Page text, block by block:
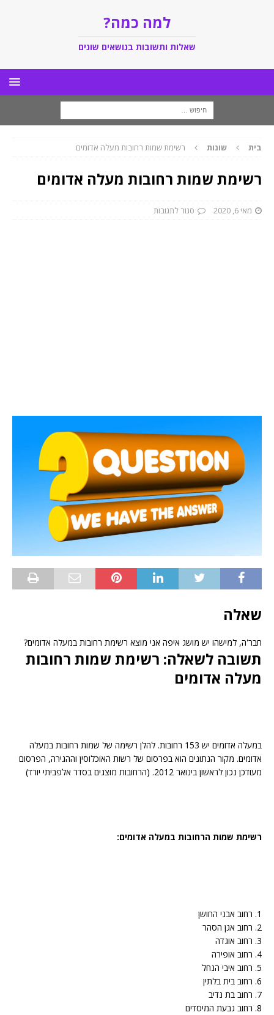
למה כמה?
שאלות ותשובות בנושאים שונים
בית שונות רשימת שמות רחובות מעלה אדומים
רשימת שמות רחובות מעלה אדומים
מאי 6, 2020 סגור לתגובות
שאלה
חבר'ה, למישהו יש מושג איפה אני מוצא רשימת רחובות במעלה אדומים?
תשובה לשאלה: רשימת שמות רחובות
מעלה אדומים
במעלה אדומים יש 153 רחובות. להלן רשימה של שמות רחובות במעלה
אדומים. מקור הנתונים הוא בפרסום של רשות האוכלוסין וההגירה, הפרסום
מעודכן נכון לראשון בינואר 2012. (הרחובות מוצגים בסדר אלפביתי יורד)
רשימת שמות הרחובות במעלה אדומים:
1. רחוב אבני החושן
2. רחוב אגן הסהר
3. רחוב אוגדה
4. רחוב אופירה
5. רחוב איבי הנחל
6. רחוב בית בלתין
7. רחוב בת נדיב
8. רחוב גבעת המיסדים